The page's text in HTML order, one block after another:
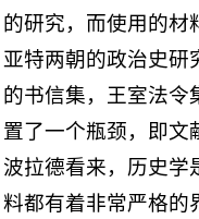
的研究，而使用的材
亚特两朝的政治史研
的书信集，王室法令
置了一个瓶颈，即文
波拉德看来，历史学
料都有着非常严格的